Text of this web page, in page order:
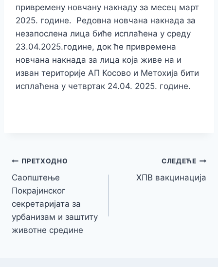
привремену новчану накнаду за месец март
2025. године. Редовна новчана накнада за
незапослена лица биће исплаћена у среду
23.04.2025.године, док ће привремена
новчана накнада за лица која живе на и
изван територије АП Косово и Метохија бити
исплаћена у четвртак 24.04. 2025. године.
Кретање
чланка
ПРЕТХОДНО
Саопштење
Покрајинског
секретаријата за
урбанизам и заштиту
животне средине
СЛЕДЕЋЕ
ХПВ вакцинација